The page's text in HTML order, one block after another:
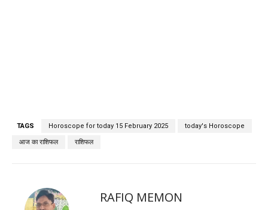
TAGS Horoscope for today 15 February 2025 today's Horoscope
आज का राशिफल राशिफल
RAFIQ MEMON